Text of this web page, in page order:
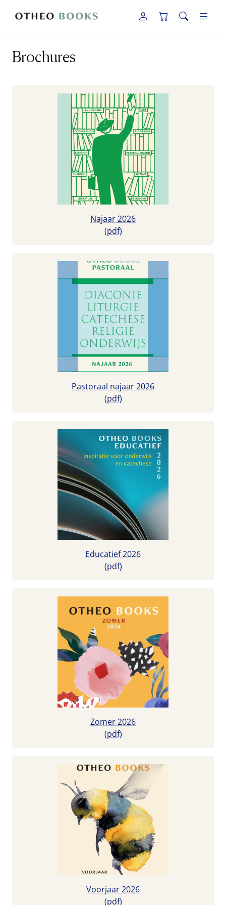
Brochures
Najaar 2026
(pdf)
Pastoraal najaar 2026
(pdf)
Educatief 2026
(pdf)
Zomer 2026
(pdf)
Voorjaar 2026
(pdf)